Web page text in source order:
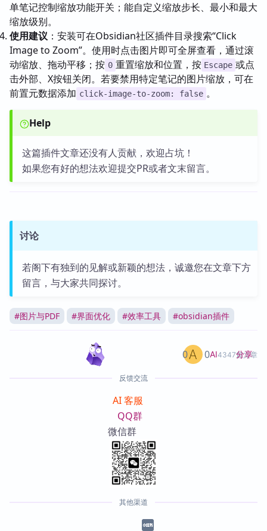
单笔记控制缩放功能开关；能自定义缩放步长、最小和最大
缩放级别。
使用建议 ：安装可在Obsidian社区插件目录搜索“Click
Image to Zoom”。使用时点击图片即可全屏查看，通过滚
动缩放、拖动平移；按 0 重置缩放和位置，按 Escape 或点
击外部、X按钮关闭。若要禁用特定笔记的图片缩放，可在
前置元数据添加 click-image-to-zoom: false 。
Help
这篇插件文章还没有人贡献，欢迎占坑！
如果您有好的想法欢迎提交PR或者文末留言。
讨论
若阁下有独到的见解或新颖的想法，诚邀您在文章下方
留言，与大家共同探讨。
#图片与PDF #界面优化 #效率工具 #obsidian插件
AI4347篇文章
0 0 分享
反馈交流
AI 客服
QQ群
微信群
其他渠道